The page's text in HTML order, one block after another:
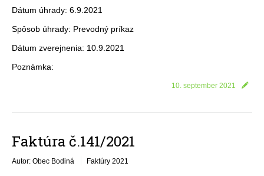
Dátum úhrady: 6.9.2021
Spôsob úhrady: Prevodný príkaz
Dátum zverejnenia: 10.9.2021
Poznámka:
10. september 2021
Faktúra č.141/2021
Autor: Obec Bodiná Faktúry 2021